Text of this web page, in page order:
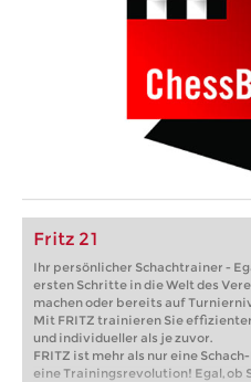
Fritz 21
Ihr persönlicher Schachtrainer -
ersten Schritte in die Welt des
machen oder bereits auf
Mit FRITZ trainieren Sie
und individueller als je zuvor.
FRITZ ist mehr als nur eine
eine Trainingsrevolution! Egal, ob